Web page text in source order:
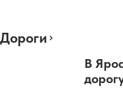
Дороги
В